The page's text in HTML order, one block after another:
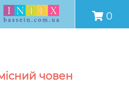
0
човен